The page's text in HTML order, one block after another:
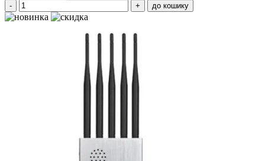
-
+ до кошику